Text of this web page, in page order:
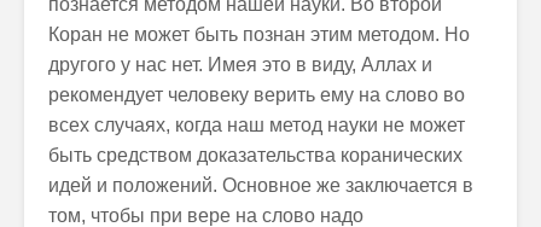
познается методом нашей науки. Во второй
Коран не может быть познан этим методом. Но
другого у нас нет. Имея это в виду, Аллах и
рекомендует человеку верить ему на слово во
всех случаях, когда наш метод науки не может
быть средством доказательства коранических
идей и положений. Основное же заключается в
том, чтобы при вере на слово надо